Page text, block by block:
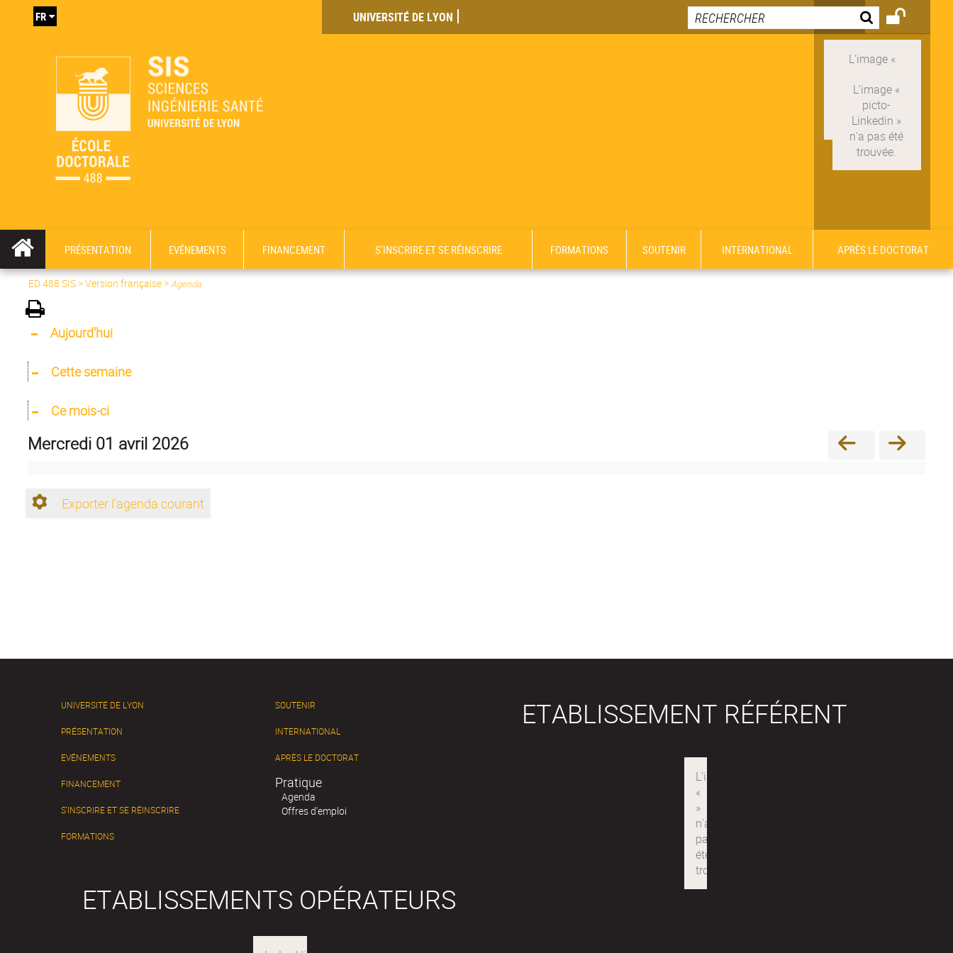
UNIVERSITÉ DE LYON
FR
PRÉSENTATION EVÉNEMENTS FINANCEMENT S’INSCRIRE ET SE RÉINSCRIRE FORMATIONS SOUTENIR INTERNATIONAL APRÈS LE DOCTORAT
ED 488 SIS>Version française>Agenda
Aujourd'hui
Cette semaine
Ce mois-ci
mercredi 01 avril 2026
Exporter l'agenda courant
UNIVERSITÉ DE LYON
PRÉSENTATION
EVÉNEMENTS
FINANCEMENT
S’INSCRIRE ET SE RÉINSCRIRE
FORMATIONS
SOUTENIR
INTERNATIONAL
APRÈS LE DOCTORAT
Pratique
Agenda
Offres d'emploi
ETABLISSEMENT RÉFÉRENT
ETABLISSEMENTS OPÉRATEURS